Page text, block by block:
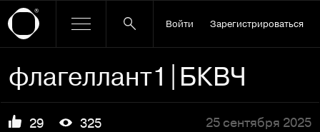
Войти Зарегистрироваться
флагеллант1|БКВЧ
29 325 25 сентября 2025